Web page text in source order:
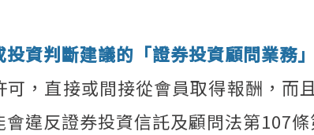
資判斷建議的「證券投資顧問業務
，直接或間接從會員取得報酬，而
違反證券投資信託及顧問法第107